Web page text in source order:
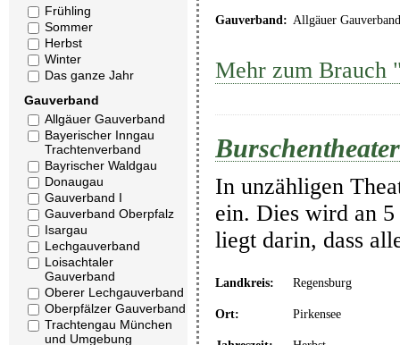
Frühling
Sommer
Herbst
Winter
Das ganze Jahr
Gauverband
Allgäuer Gauverband
Bayerischer Inngau
Trachtenverband
Bayrischer Waldgau
Donaugau
Gauverband I
Gauverband Oberpfalz
Isargau
Lechgauverband
Loisachtaler
Gauverband
Oberer Lechgauverband
Oberpfälzer Gauverband
Trachtengau München
und Umgebung
Gauverband: Allgäuer Gauverband
Mehr zum Brauch
Burschentheater
In unzähligen
ein. Dies wird an
liegt darin, dass
Landkreis: Regensburg
Ort: Pirkensee